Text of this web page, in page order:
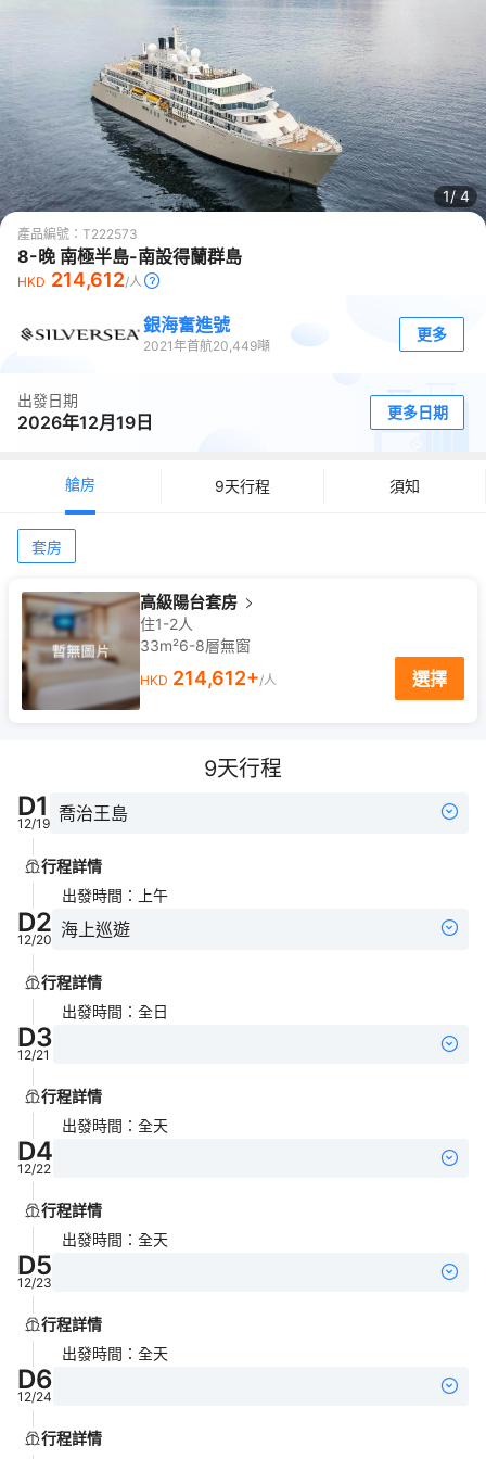
1/4
產品編號： T222573
8-晚 南極半島-南設得蘭群島
HKD 214,612/人
銀海奮進號
2021年首航20,449噸
更多
出發日期
2026年12月19日 更多日期
艙房 9天行程 須知
套房
高級陽台套房
住1-2人
33m²6-8層無窗
HKD 214,612+/人 選擇
9天行程
D1
12/19 喬治王島
行程詳情
出發時間 ： 上午
D2
12/20 海上巡遊
行程詳情
出發時間 ： 全日
D3
12/21
行程詳情
出發時間 ： 全天
D4
12/22
行程詳情
出發時間 ： 全天
D5
12/23
行程詳情
出發時間 ： 全天
D6
12/24
行程詳情